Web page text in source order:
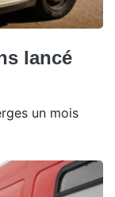
lancé
un mois